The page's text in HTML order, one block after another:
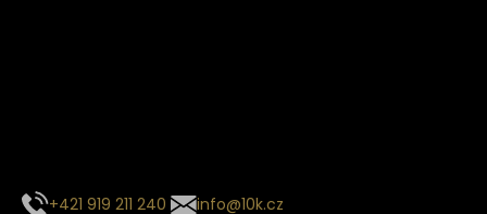
+421 919 211 240 info@10k.cz